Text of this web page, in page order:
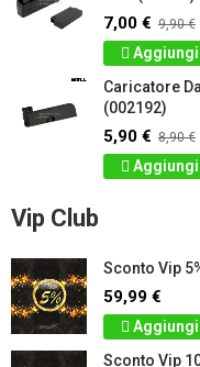
7,00 € 9,90 €
Aggiungi
Caricatore
(002192)
5,90 € 8,90 €
Aggiungi
Vip Club
Sconto Vip
59,99 €
Aggiungi
Sconto Vip